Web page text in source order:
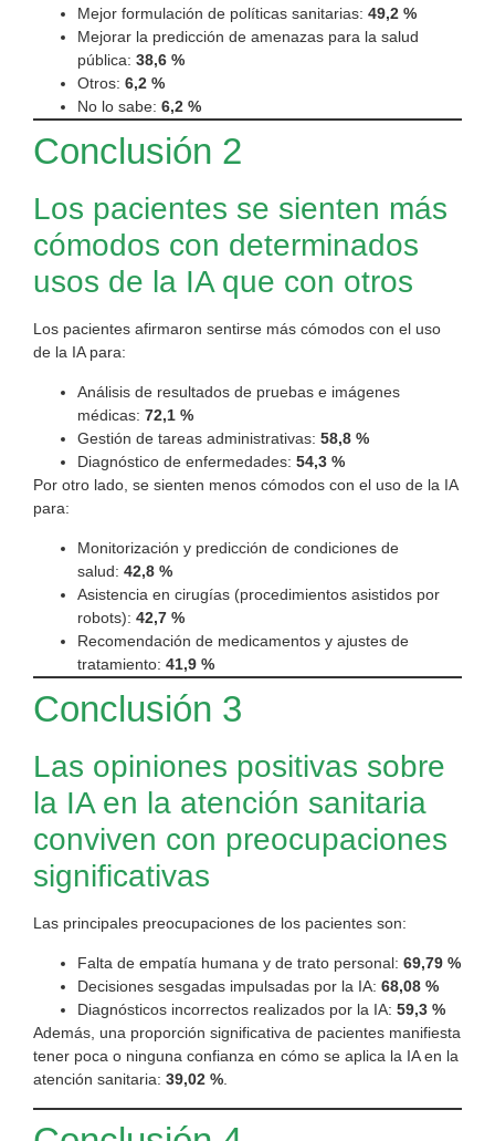
Mejor formulación de políticas sanitarias: 49,2 %
Mejorar la predicción de amenazas para la salud
pública: 38,6 %
Otros: 6,2 %
No lo sabe: 6,2 %
Conclusión 2
Los pacientes se sienten más
cómodos con determinados
usos de la IA que con otros
Los pacientes afirmaron sentirse más cómodos con el uso
de la IA para:
Análisis de resultados de pruebas e imágenes
médicas: 72,1 %
Gestión de tareas administrativas: 58,8 %
Diagnóstico de enfermedades: 54,3 %
Por otro lado, se sienten menos cómodos con el uso de la IA
para:
Monitorización y predicción de condiciones de
salud: 42,8 %
Asistencia en cirugías (procedimientos asistidos por
robots): 42,7 %
Recomendación de medicamentos y ajustes de
tratamiento: 41,9 %
Conclusión 3
Las opiniones positivas sobre
la IA en la atención sanitaria
conviven con preocupaciones
significativas
Las principales preocupaciones de los pacientes son:
Falta de empatía humana y de trato personal: 69,79 %
Decisiones sesgadas impulsadas por la IA: 68,08 %
Diagnósticos incorrectos realizados por la IA: 59,3 %
Además, una proporción significativa de pacientes manifiesta
tener poca o ninguna confianza en cómo se aplica la IA en la
atención sanitaria: 39,02 %